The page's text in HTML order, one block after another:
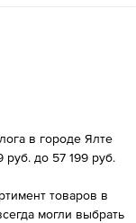
в городе Ялте
до 57 199 руб.
товаров в
могли выбрать